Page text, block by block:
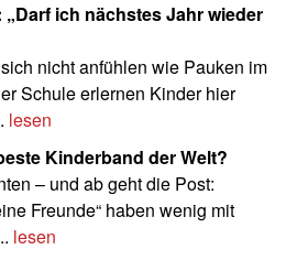
nicht anfühlen wie Pauken im
Schule erlernen Kinder hier
lesen
Kinderband der Welt?
– und ab geht die Post:
Freunde“ haben wenig mit
lesen